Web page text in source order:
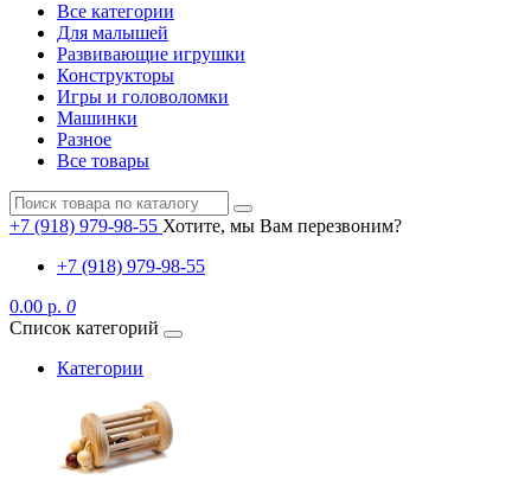
Все категории
Для малышей
Развивающие игрушки
Конструкторы
Игры и головоломки
Машинки
Разное
Все товары
+7 (918) 979-98-55 Хотите, мы Вам перезвоним?
+7 (918) 979-98-55
0.00 р. 0
Список категорий
Категории